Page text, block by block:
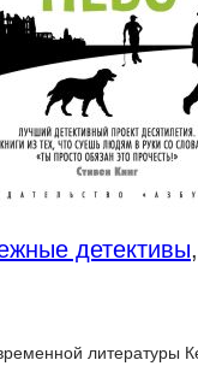
детективы,
литературы